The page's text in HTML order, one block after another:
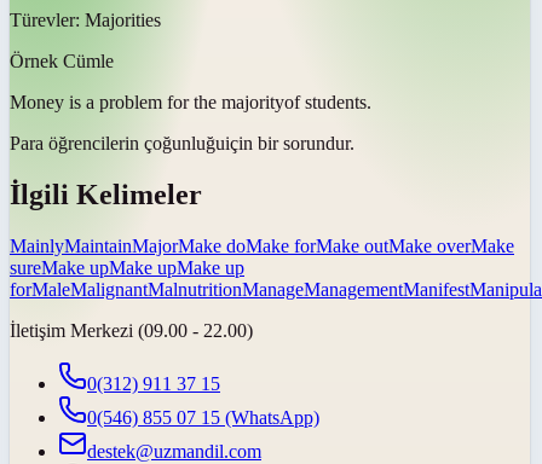
Türevler: Majorities
Örnek Cümle
Money is a problem for the majorityof students.
Para öğrencilerin çoğunluğuiçin bir sorundur.
İlgili Kelimeler
MainlyMaintainMajorMake doMake forMake outMake overMake
sureMake upMake upMake up
forMaleMalignantMalnutritionManageManagementManifest
İletişim Merkezi (09.00 - 22.00)
0(312) 911 37 15
0(546) 855 07 15 (WhatsApp)
destek@uzmandil.com